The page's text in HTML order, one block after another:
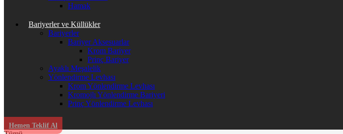
Hamak
Bariyerler ve Küllükler
Bariyerler
Bariyer Aksesuarlar
Krom Bariyer
Prinç Bariyer
Ayaklı Meşalelik
Yönlendirme Levhası
Krom Yönlendirme Levhası
Kromojlı Yönlendirme Bariyeri
Prinç Yönlendirme Levhası
Hemen Teklif Al